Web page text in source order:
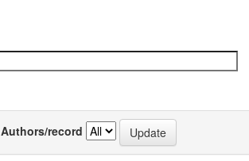
Authors/record